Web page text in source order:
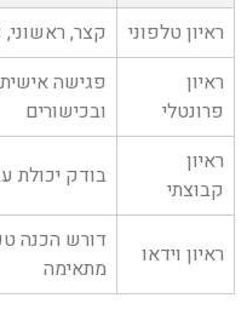
ראיון טלפוני
קצר,
ראיון
פרונטלי
פגישה
ובכישורים
ראיון
קבוצתי
בודק יכולת
ראיון וידאו
דורש הכנה
מתאימה